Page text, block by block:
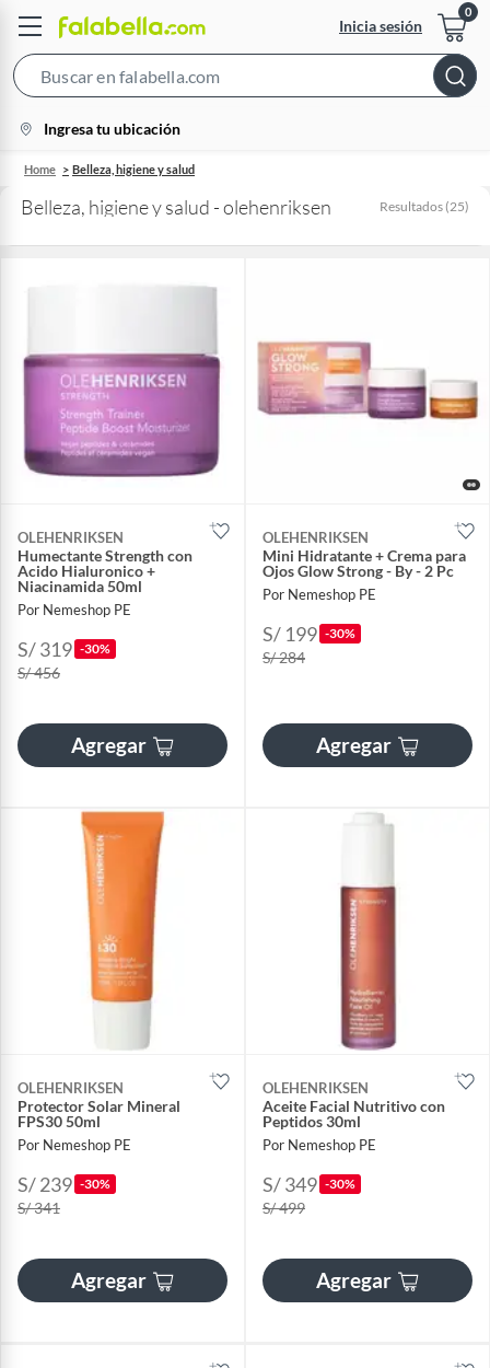
Inicia sesión
Bar
location-
icon
Ingresa tu ubicación
Home Belleza, higiene y salud
Belleza, higiene y salud - olehenriksen Resultados (25)
OLEHENRIKSEN
Humectante Strength con
Acido Hialuronico +
Niacinamida 50ml
Por Nemeshop PE
S/ 319 -30%
S/ 456
Agregar
OLEHENRIKSEN
Mini Hidratante + Crema para
Ojos Glow Strong - By - 2 Pc
Por Nemeshop PE
S/ 199 -30%
S/ 284
Agregar
OLEHENRIKSEN
Protector Solar Mineral
FPS30 50ml
Por Nemeshop PE
S/ 239 -30%
S/ 341
Agregar
OLEHENRIKSEN
Aceite Facial Nutritivo con
Peptidos 30ml
Por Nemeshop PE
S/ 349 -30%
S/ 499
Agregar